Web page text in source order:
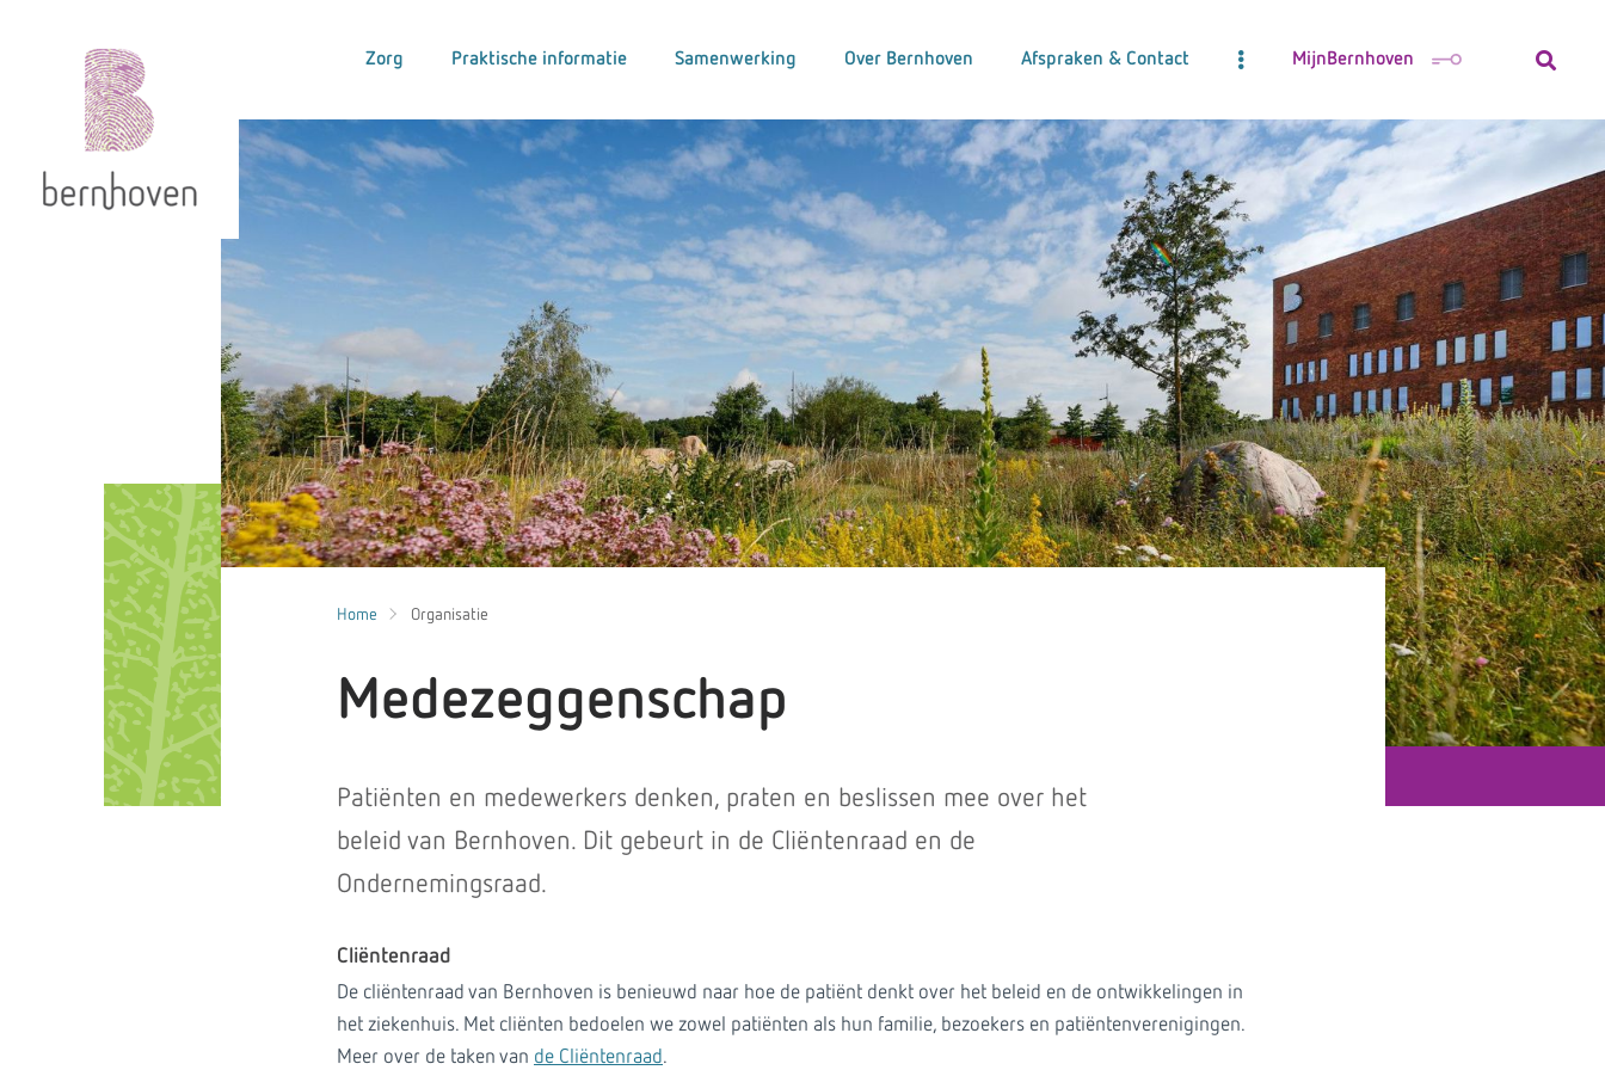
Zorg Praktische informatie Samenwerking Over Bernhoven Afspraken & Contact MijnBernhoven
Home Organisatie
Medezeggenschap
Patiënten en medewerkers denken, praten en beslissen mee over het
beleid van Bernhoven. Dit gebeurt in de Cliëntenraad en de
Ondernemingsraad.
Cliëntenraad
De cliëntenraad van Bernhoven is benieuwd naar hoe de patiënt denkt over het beleid en de ontwikkelingen in
het ziekenhuis. Met cliënten bedoelen we zowel patiënten als hun familie, bezoekers en patiëntenverenigingen.
Meer over de taken van de Cliëntenraad.